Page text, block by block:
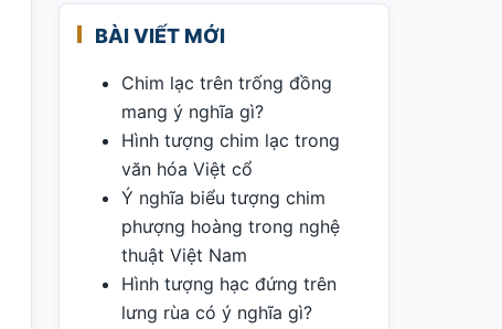
BÀI VIẾT MỚI
Chim lạc trên trống đồng
mang ý nghĩa gì?
Hình tượng chim lạc trong
văn hóa Việt cổ
Ý nghĩa biểu tượng chim
phượng hoàng trong nghệ
thuật Việt Nam
Hình tượng hạc đứng trên
lưng rùa có ý nghĩa gì?